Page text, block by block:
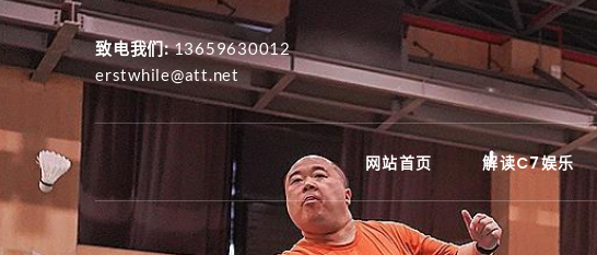
致电我们: 13659630012
erstwhile@att.net
网站首页 解读C7娱乐